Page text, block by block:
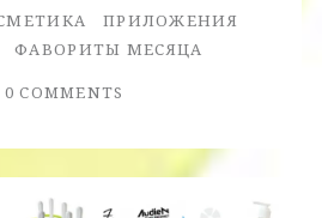
ПРИЛОЖЕНИЯ
ФАВОРИТЫ МЕСЯЦА
0 COMMENTS